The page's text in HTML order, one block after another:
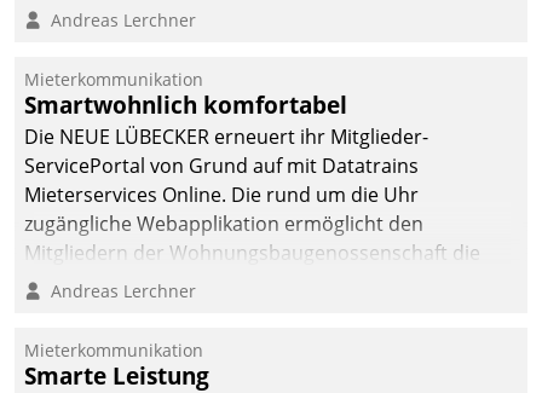
die Funktionalität der App zu erweitern und weitere
integrieren.
Andreas Lerchner
Mieterkommunikation
Smartwohnlich komfortabel
Die NEUE LÜBECKER erneuert ihr Mitglieder-
ServicePortal von Grund auf mit Datatrains
Mieterservices Online. Die rund um die Uhr
zugängliche Webapplikation ermöglicht den
Mitgliedern der Wohnungs­bau­genossenschaft die
Kontaktaufnahme per Smartphone, Tablet oder PC.
Andreas Lerchner
Mieterkommunikation
Smarte Leistung